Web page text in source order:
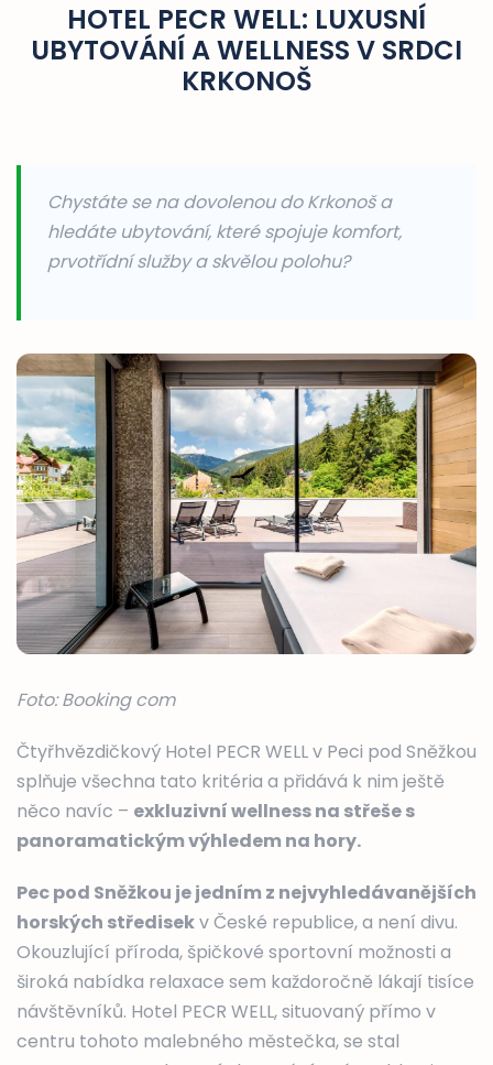
HOTEL PECR WELL: LUXUSNÍ
UBYTOVÁNÍ A WELLNESS V SRDCI
KRKONOŠ
Chystáte se na dovolenou do Krkonoš a
hledáte ubytování, které spojuje komfort,
prvotřídní služby a skvělou polohu?
Foto: Booking com
Čtyřhvězdičkový Hotel PECR WELL v Peci pod Sněžkou
splňuje všechna tato kritéria a přidává k nim ještě
něco navíc – exkluzivní wellness na střeše s
panoramatickým výhledem na hory.
Pec pod Sněžkou je jedním z nejvyhledávanějších
horských středisekv České republice, a není divu.
Okouzlující příroda, špičkové sportovní možnosti a
široká nabídka relaxace sem každoročně lákají tisíce
návštěvníků. Hotel PECR WELL, situovaný přímo v
centru tohoto malebného městečka, se stal